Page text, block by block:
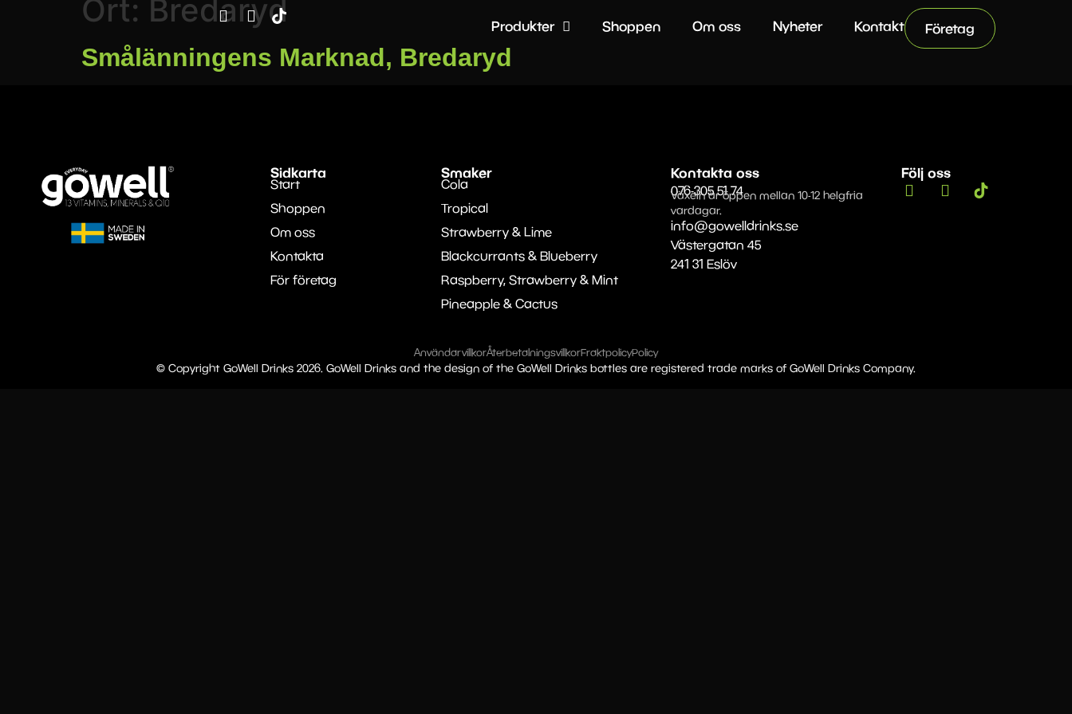
Produkter Shoppen Om oss Nyheter Kontakt Företag
Ort: Bredaryd
Smålänningens Marknad, Bredaryd
Sidkarta
Start
Shoppen
Om oss
Kontakta
För företag
Smaker
Cola
Tropical
Strawberry & Lime
Blackcurrants & Blueberry
Raspberry, Strawberry & Mint
Pineapple & Cactus
Kontakta oss
076-305 51 74
Växeln är öppen mellan 10-12 helgfria
vardagar.
info@gowelldrinks.se
Västergatan 45
241 31 Eslöv
Följ oss
AnvändarvillkorÅterbetalningsvillkorFraktpolicyPolicy
© Copyright GoWell Drinks 2026. GoWell Drinks and the design of the GoWell Drinks bottles are registered trade marks of GoWell Drinks Company.